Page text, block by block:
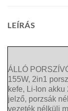
LEÍRÁS
ÁLLÓ
155W, 2in1
kefe, Li-Ion
jelző, porzsák
vezeték nélküli